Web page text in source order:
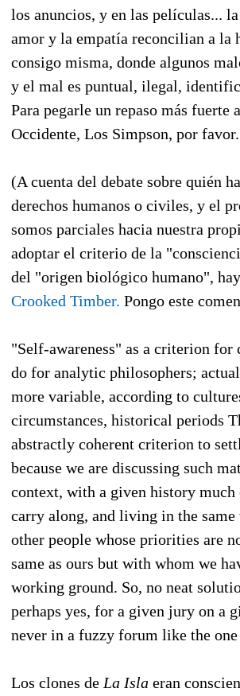
los anuncios, y en las películas...
amor y la empatía reconcilian a la
consigo misma, donde algunos
y el mal es puntual, ilegal,
Para pegarle un repaso más fuerte
Occidente, Los Simpson, por favor.
(A cuenta del debate sobre quién
derechos humanos o civiles, y el
somos parciales hacia nuestra
adoptar el criterio de la
del "origen biológico humano",
Crooked Timber. Pongo este
"Self-awareness" as a criterion
do for analytic philosophers;
more variable, according to
circumstances, historical periods
abstractly coherent criterion to
because we are discussing such
context, with a given history
carry along, and living in the
other people whose priorities are
same as ours but with whom we
working ground. So, no neat
perhaps yes, for a given jury on a
never in a fuzzy forum like the one
Los clones de La Isla eran